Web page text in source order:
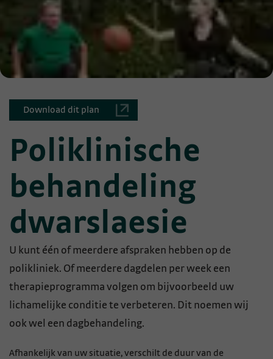
Download dit plan
Poliklinische
behandeling
dwarslaesie
U kunt één of meerdere afspraken hebben op de
polikliniek. Of meerdere dagdelen per week een
therapieprogramma volgen om bijvoorbeeld uw
lichamelijke conditie te verbeteren. Dit noemen wij
ook wel een dagbehandeling.
Afhankelijk van uw situatie, verschilt de duur van de